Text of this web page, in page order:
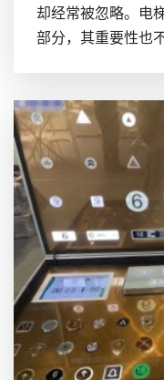
却经常被忽略。电
部分，其重要性也